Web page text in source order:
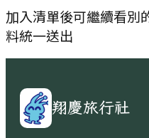
加入清單後可繼續看別
料統一送出
翔慶旅行社